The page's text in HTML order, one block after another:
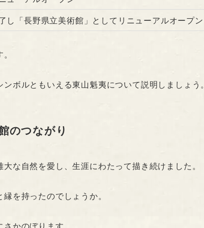
し「長野県立美術館」としてリニューアルオープン
ボルともいえる東山魁夷について説明しましょう。
のつながり
な自然を愛し、生涯にわたって描き続けました。
を持ったのでしょうか。
かのぼります。